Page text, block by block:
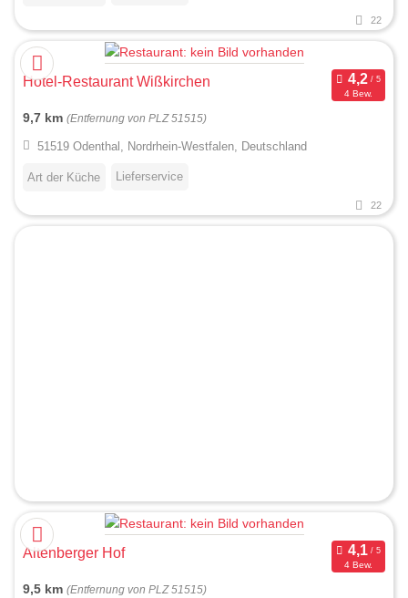
22
Hotel-Restaurant Wißkirchen
4 Bew.
9,7 km (Entfernung von PLZ 51515)
51519 Odenthal, Nordrhein-Westfalen, Deutschland
Art der Küche Lieferservice
22
Altenberger Hof
4 Bew.
9,5 km (Entfernung von PLZ 51515)